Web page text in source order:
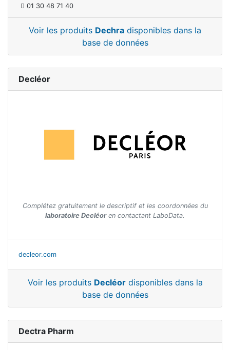
01 30 48 71 40
Voir les produits Dechra disponibles dans la
base de données
Decléor
Complétez gratuitement le descriptif et les coordonnées du
laboratoire Decléoren contactant LaboData.
decleor.com
Voir les produits Decléordisponibles dans la
base de données
Dectra Pharm